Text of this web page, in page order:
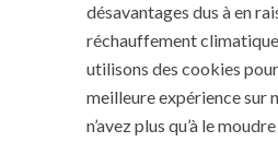
désavantages dus à en
réchauffement
utilisons des cookies
meilleure expérience sur
n’avez plus qu’à le